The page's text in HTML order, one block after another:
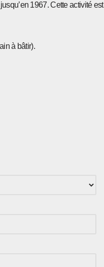
1967. Cette activité est
à bâtir).